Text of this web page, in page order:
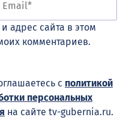
адрес сайта в этом
комментариев.
с политикой
персональных
на сайте tv-gubernia.ru.